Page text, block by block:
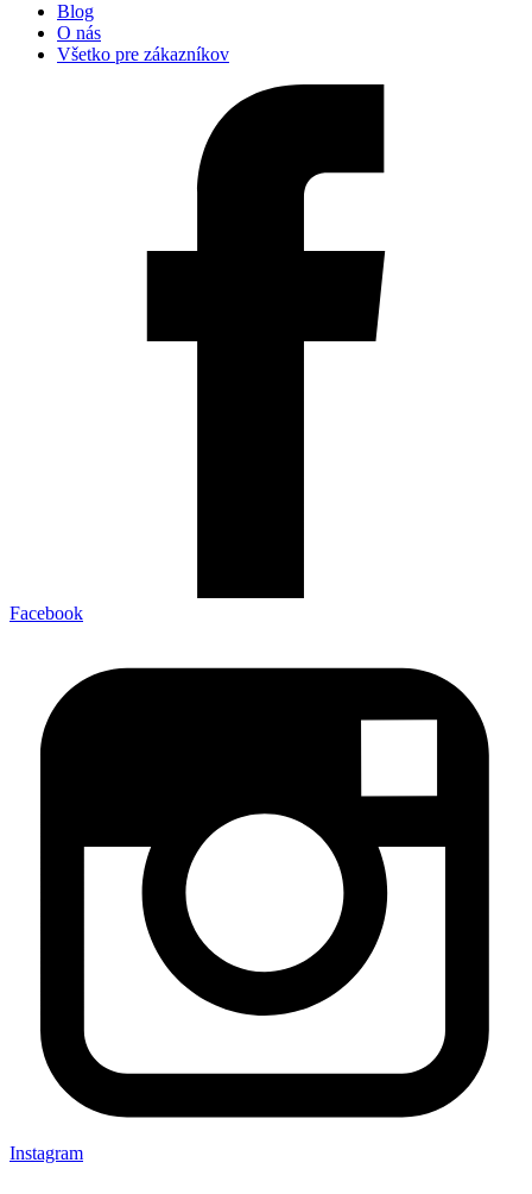
Blog
O nás
Všetko pre zákazníkov
Facebook
Instagram